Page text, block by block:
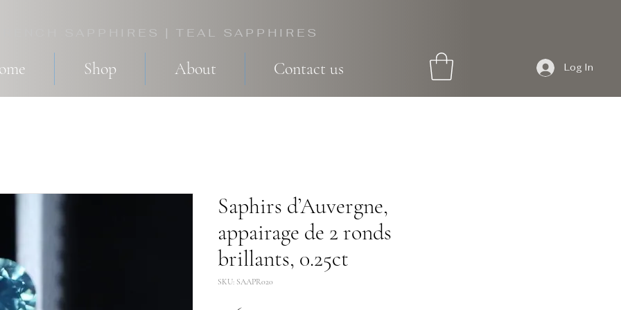
SAPPHIRES | TEAL SAPPHIRES
Shop About Contact us Log In
Saphirs d’Auvergne,
appairage de 2 ronds
brillants, 0.25ct
SKU: SAAPR020